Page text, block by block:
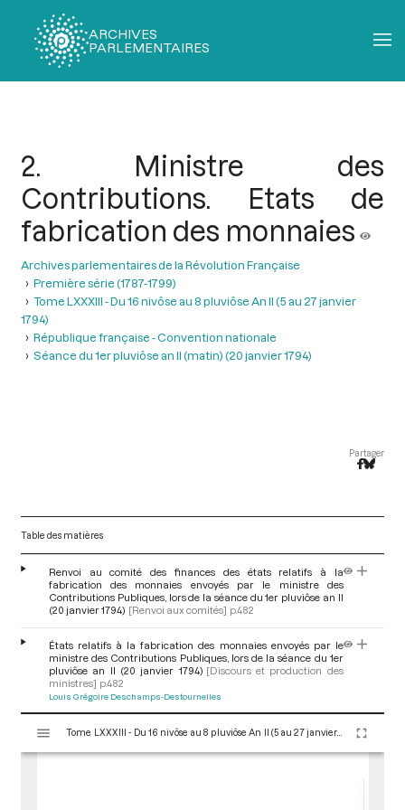
ARCHIVES
PARLEMENTAIRES
2. Ministre des
Contributions. Etats de
fabrication des monnaies
Archives parlementaires de la Révolution Française
Première série (1787-1799)
Tome LXXXIII - Du 16 nivôse au 8 pluviôse An II (5 au 27 janvier
1794)
République française - Convention nationale
Séance du 1er pluviôse an II (matin) (20 janvier 1794)
Partager
Table des matières
Renvoi au comité des finances des états relatifs à la
fabrication des monnaies envoyés par le ministre des
Contributions Publiques, lors de la séance du 1er pluviôse an II
(20 janvier 1794) [Renvoi aux comités] p.482
États relatifs à la fabrication des monnaies envoyés par le
ministre des Contributions Publiques, lors de la séance du 1er
pluviôse an II (20 janvier 1794) [Discours et production des
ministres] p.482
Louis Grégoire Deschamps-Destournelles
s